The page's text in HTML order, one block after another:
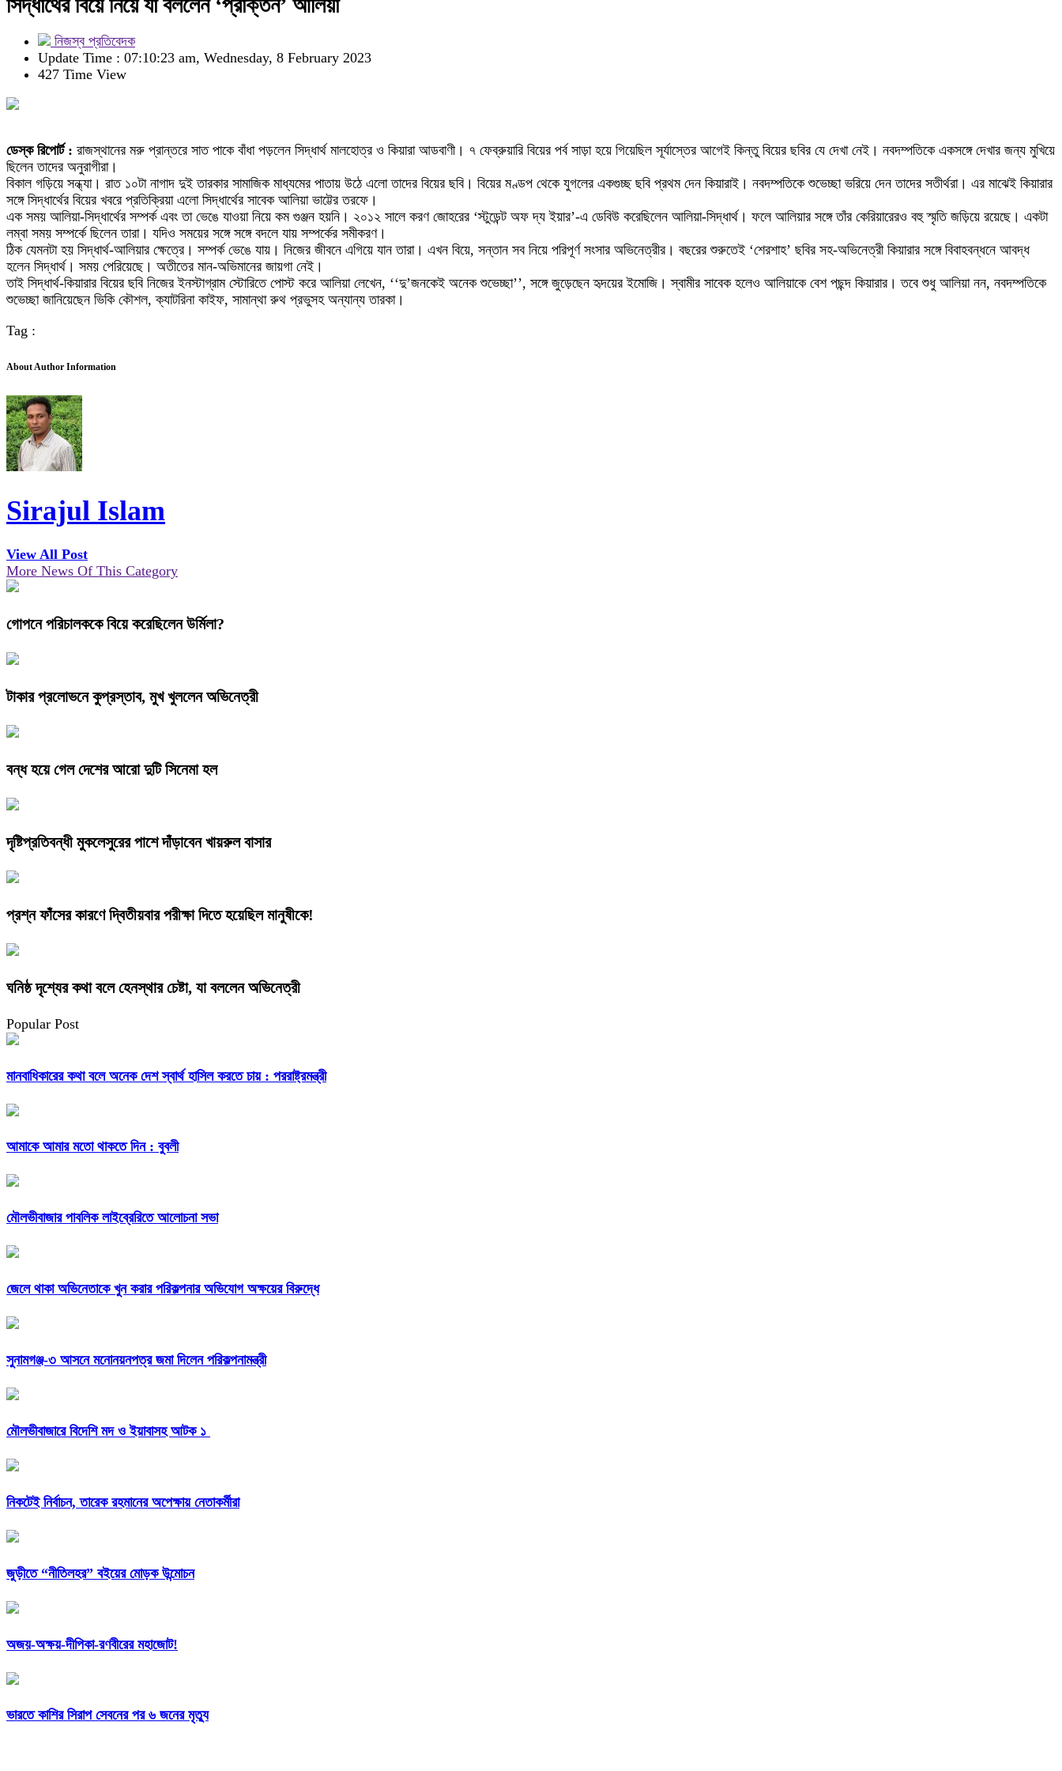
সিদ্ধার্থের বিয়ে নিয়ে যা বললেন ‘প্রাক্তন’ আলিয়া
নিজস্ব প্রতিবেদক
Update Time : 07:10:23 am, Wednesday, 8 February 2023
427 Time View
ডেস্ক রিপোর্ট : রাজস্থানের মরু প্রান্তরে সাত পাকে বাঁধা পড়লেন সিদ্ধার্থ মালহোত্র ও কিয়ারা আডবাণী। ৭ ফেব্রুয়ারি বিয়ের পর্ব সাড়া হয়ে গিয়েছিল সূর্যাস্তের আগেই কিন্তু বিয়ের ছবির যে দেখা নেই। নবদম্পতিকে একসঙ্গে দেখার জন্য মুখিয়ে
ছিলেন তাদের অনুরাগীরা।
বিকাল গড়িয়ে সন্ধ্যা। রাত ১০টা নাগাদ দুই তারকার সামাজিক মাধ্যমের পাতায় উঠে এলো তাদের বিয়ের ছবি। বিয়ের মণ্ডপ থেকে যুগলের একগুচ্ছ ছবি প্রথম দেন কিয়ারাই। নবদম্পতিকে শুভেচ্ছা ভরিয়ে দেন তাদের সতীর্থরা। এর মাঝেই কিয়ারার
সঙ্গে সিদ্ধার্থের বিয়ের খবরে প্রতিক্রিয়া এলো সিদ্ধার্থের সাবেক আলিয়া ভাট্টের তরফে।
এক সময় আলিয়া-সিদ্ধার্থের সম্পর্ক এবং তা ভেঙে যাওয়া নিয়ে কম গুঞ্জন হয়নি। ২০১২ সালে করণ জোহরের ‘স্টুডেন্ট অফ দ্য ইয়ার’-এ ডেবিউ করেছিলেন আলিয়া-সিদ্ধার্থ। ফলে আলিয়ার সঙ্গে তাঁর কেরিয়ারেরও বহু স্মৃতি জড়িয়ে রয়েছে। একটা
লম্বা সময় সম্পর্কে ছিলেন তারা। যদিও সময়ের সঙ্গে সঙ্গে বদলে যায় সম্পর্কের সমীকরণ।
ঠিক যেমনটা হয় সিদ্ধার্থ-আলিয়ার ক্ষেত্রে। সম্পর্ক ভেঙে যায়। নিজের জীবনে এগিয়ে যান তারা। এখন বিয়ে, সন্তান সব নিয়ে পরিপূর্ণ সংসার অভিনেত্রীর। বছরের শুরুতেই ‘শেরশাহ’ ছবির সহ-অভিনেত্রী কিয়ারার সঙ্গে বিবাহবন্ধনে আবদ্ধ
হলেন সিদ্ধার্থ। সময় পেরিয়েছে। অতীতের মান-অভিমানের জায়গা নেই।
তাই সিদ্ধার্থ-কিয়ারার বিয়ের ছবি নিজের ইনস্টাগ্রাম স্টোরিতে পোস্ট করে আলিয়া লেখেন, ‘‘দু’জনকেই অনেক শুভেচ্ছা’’, সঙ্গে জুড়েছেন হৃদয়ের ইমোজি। স্বামীর সাবেক হলেও আলিয়াকে বেশ পছন্দ কিয়ারার। তবে শুধু আলিয়া নন, নবদম্পতিকে
শুভেচ্ছা জানিয়েছেন ভিকি কৌশল, ক্যাটরিনা কাইফ, সামান্থা রুথ প্রভুসহ অন্যান্য তারকা।
Tag :
About Author Information
Sirajul Islam
View All Post
More News Of This Category
গোপনে পরিচালককে বিয়ে করেছিলেন উর্মিলা?
টাকার প্রলোভনে কুপ্রস্তাব, মুখ খুললেন অভিনেত্রী
বন্ধ হয়ে গেল দেশের আরো দুটি সিনেমা হল
দৃষ্টিপ্রতিবন্ধী মুকলেসুরের পাশে দাঁড়াবেন খায়রুল বাসার
প্রশ্ন ফাঁসের কারণে দ্বিতীয়বার পরীক্ষা দিতে হয়েছিল মানুষীকে!
ঘনিষ্ঠ দৃশ্যের কথা বলে হেনস্থার চেষ্টা, যা বললেন অভিনেত্রী
Popular Post
মানবাধিকারের কথা বলে অনেক দেশ স্বার্থ হাসিল করতে চায় : পররাষ্ট্রমন্ত্রী
আমাকে আমার মতো থাকতে দিন : বুবলী
মৌলভীবাজার পাবলিক লাইব্রেরিতে আলোচনা সভা
জেলে থাকা অভিনেতাকে খুন করার পরিকল্পনার অভিযোগ অক্ষয়ের বিরুদ্ধে
সুনামগঞ্জ-৩ আসনে মনোনয়নপত্র জমা দিলেন পরিকল্পনামন্ত্রী
মৌলভীবাজারে বিদেশি মদ ও ইয়াবাসহ আটক ১
নিকটেই নির্বাচন, তারেক রহমানের অপেক্ষায় নেতাকর্মীরা
জুড়ীতে “নীতিলহর” বইয়ের মোড়ক উন্মোচন
অজয়-অক্ষয়-দীপিকা-রণবীরের মহাজোট!
ভারতে কাশির সিরাপ সেবনের পর ৬ জনের মৃত্যু